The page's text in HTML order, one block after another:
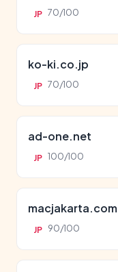
JP 70/100
ko-ki.co.jp
JP 70/100
ad-one.net
JP 100/100
macjakarta.com
JP 90/100